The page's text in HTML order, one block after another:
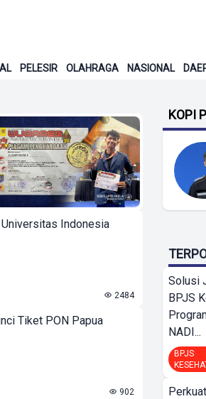
PELESIR OLAHRAGA NASIONAL
Indonesia
2484
Tiket PON Papua
902
KOPI
Solusi
BPJS
NADI...
BPJS